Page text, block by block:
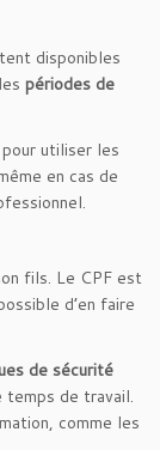
disponibles
périodes de
pour utiliser les
en cas de
fils. Le CPF est
d’en faire
de sécurité
temps de travail.
comme les